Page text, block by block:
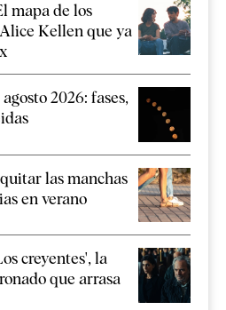
mapa de los
Kellen que ya
2026: fases,
las manchas
en verano
creyentes', la
que arrasa